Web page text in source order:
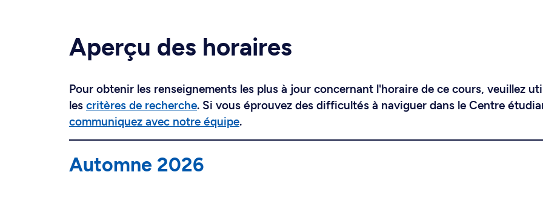
Aperçu des horaires
Pour obtenir les renseignements les plus à jour concernant l'horaire de ce cours, veuillez
les critères de recherche. Si vous éprouvez des difficultés à naviguer dans le Centre
communiquez avec notre équipe.
Automne 2026